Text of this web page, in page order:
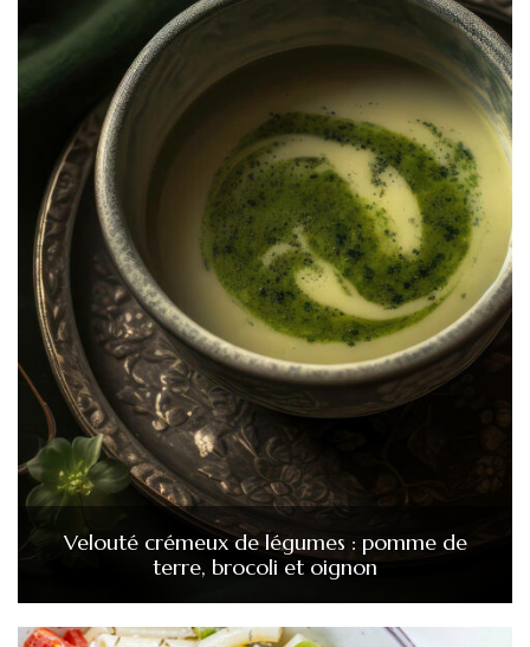
Velouté crémeux de légumes : pomme de
terre, brocoli et oignon